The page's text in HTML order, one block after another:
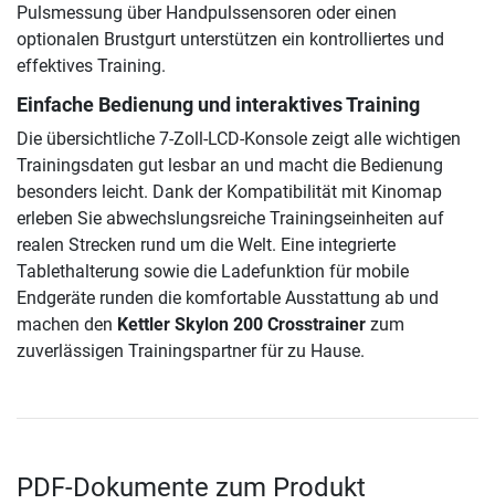
Pulsmessung über Handpulssensoren oder einen
optionalen Brustgurt unterstützen ein kontrolliertes und
effektives Training.
Einfache Bedienung und interaktives Training
Die übersichtliche 7-Zoll-LCD-Konsole zeigt alle wichtigen
Trainingsdaten gut lesbar an und macht die Bedienung
besonders leicht. Dank der Kompatibilität mit Kinomap
erleben Sie abwechslungsreiche Trainingseinheiten auf
realen Strecken rund um die Welt. Eine integrierte
Tablethalterung sowie die Ladefunktion für mobile
Endgeräte runden die komfortable Ausstattung ab und
machen den Kettler Skylon 200 Crosstrainer zum
zuverlässigen Trainingspartner für zu Hause.
PDF-Dokumente zum Produkt